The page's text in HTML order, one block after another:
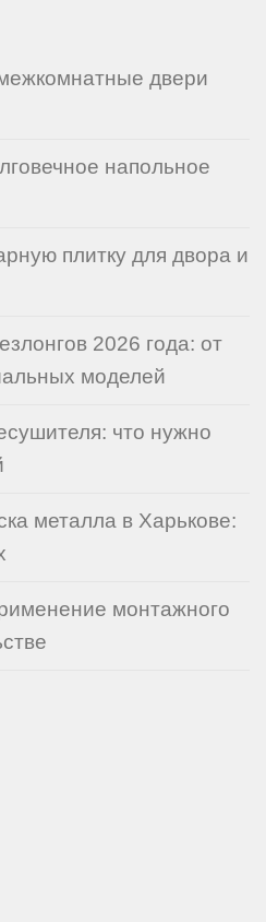
двери
напольное
плитку для двора и
2026 года: от
моделей
что нужно
металла в Харькове:
монтажного